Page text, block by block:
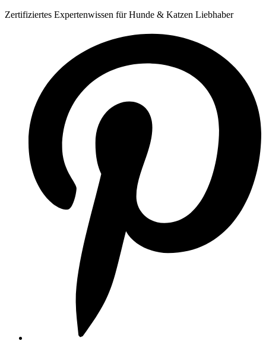
Zum
Zertifiziertes Expertenwissen für Hunde & Katzen Liebhaber